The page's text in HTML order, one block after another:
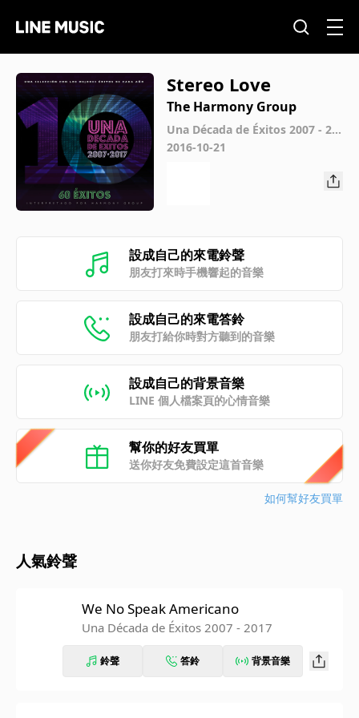
Stereo Love
The Harmony Group
Una Década de Éxitos 2007 - 20
17
2016-10-21
設成自己的來電鈴聲
朋友打來時手機響起的音樂
設成自己的來電答鈴
朋友打給你時對方聽到的音樂
設成自己的背景音樂
LINE 個人檔案頁的心情音樂
幫你的好友買單
送你好友免費設定這首音樂
如何幫好友買單
人氣鈴聲
We No Speak Americano
Una Década de Éxitos 2007 - 2017
鈴聲 答鈴 背景音樂